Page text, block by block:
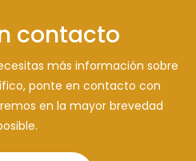
contacto
más información sobre
ponte en contacto con
en la mayor brevedad